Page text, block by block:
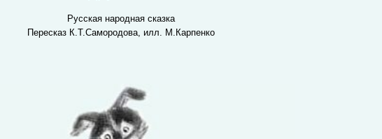
Русская народная сказка
Пересказ К.Т.Самородова, илл. М.Карпенко